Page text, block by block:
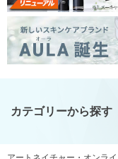
カテゴリーから探す